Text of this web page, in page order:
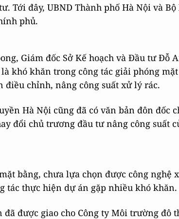
Tới đây, UBND Thành phố Hà Nội và Bộ
phủ.
Giám đốc Sở Kế hoạch và Đầu tư Đỗ
khó khăn trong công tác giải phóng
điều chỉnh, nâng công suất xử lý rác.
Hà Nội cũng đã có văn bản đôn đốc
đổi chủ trương đầu tư nâng công suất
bằng, chưa lựa chọn được công nghệ
tác thực hiện dự án gặp nhiều khó khăn.
được giao cho Công ty Môi trường đô